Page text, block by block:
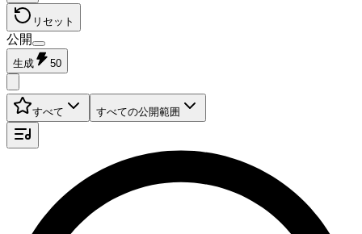
リセット
公開
生成 50
すべて すべての公開範囲